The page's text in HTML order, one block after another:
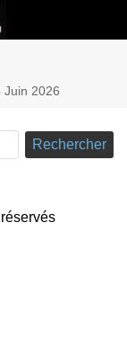
Juin 2026
Rechercher